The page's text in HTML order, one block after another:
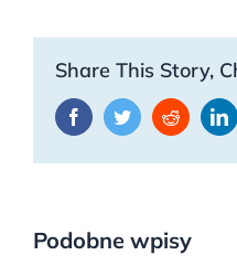
Share This Story,
FacebookTwitterReddit
Podobne wpisy